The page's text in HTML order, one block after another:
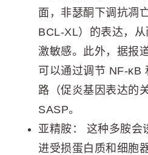
面，非瑟酮下调抗凋
BCL-XL）的表达，
激敏感。此外，据报
可以通过调节 NF-κB
路（促炎基因表达的
SASP。
亚精胺： 这种多胺会
进受损蛋白质和细胞